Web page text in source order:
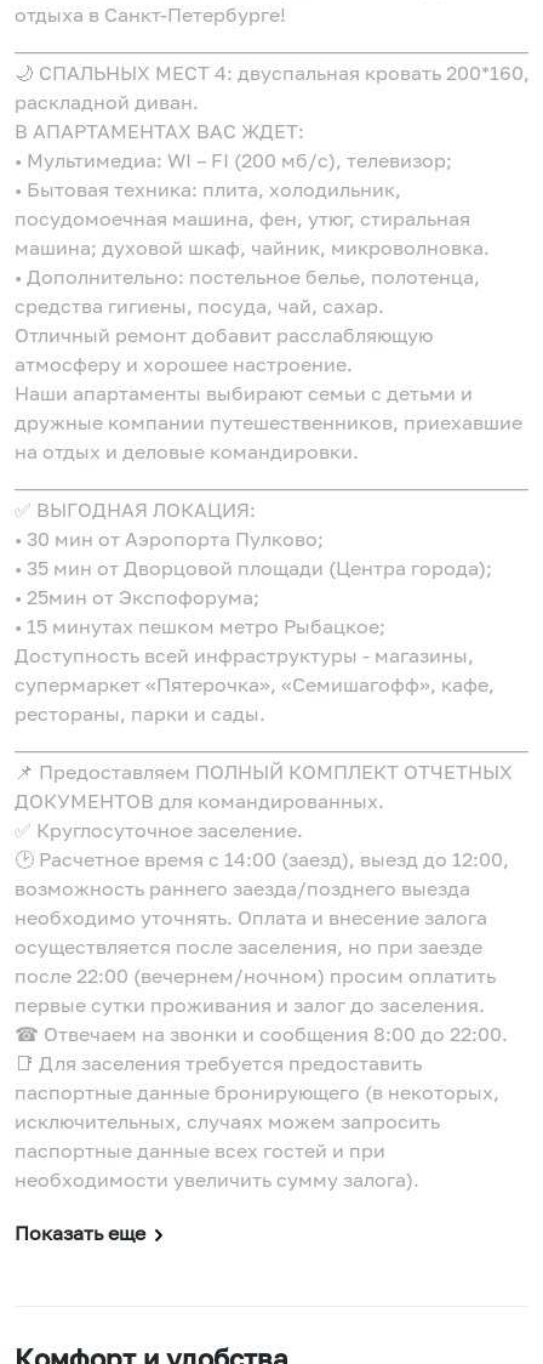
отдыха в Санкт-Петербурге!
🌙 СПАЛЬНЫХ МЕСТ 4: двуспальная кровать 200*160,
раскладной диван.
В АПАРТАМЕНТАХ ВАС ЖДЕТ:
• Мультимедиа: WI – FI (200 мб/с), телевизор;
• Бытовая техника: плита, холодильник,
посудомоечная машина, фен, утюг, стиральная
машина; духовой шкаф, чайник, микроволновка.
• Дополнительно: постельное белье, полотенца,
средства гигиены, посуда, чай, сахар.
Отличный ремонт добавит расслабляющую
атмосферу и хорошее настроение.
Наши апартаменты выбирают семьи с детьми и
дружные компании путешественников, приехавшие
на отдых и деловые командировки.
✅ ВЫГОДНАЯ ЛОКАЦИЯ:
• 30 мин от Аэропорта Пулково;
• 35 мин от Дворцовой площади (Центра города);
• 25мин от Экспофорума;
• 15 минутах пешком метро Рыбацкое;
Доступность всей инфраструктуры - магазины,
супермаркет «Пятерочка», «Семишагофф», кафе,
рестораны, парки и сады.
📌 Предоставляем ПОЛНЫЙ КОМПЛЕКТ ОТЧЕТНЫХ
ДОКУМЕНТОВ для командированных.
✅ Круглосуточное заселение.
🕑 Расчетное время с 14:00 (заезд), выезд до 12:00,
возможность раннего заезда/позднего выезда
необходимо уточнять. Оплата и внесение залога
осуществляется после заселения, но при заезде
после 22:00 (вечернем/ночном) просим оплатить
первые сутки проживания и залог до заселения.
☎ Отвечаем на звонки и сообщения 8:00 до 22:00.
📑 Для заселения требуется предоставить
паспортные данные бронирующего (в некоторых,
исключительных, случаях можем запросить
паспортные данные всех гостей и при
необходимости увеличить сумму залога).
Показать еще